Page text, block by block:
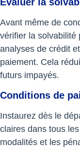
Avant même de
vérifier la solvabilité
analyses de crédit
paiement. Cela
futurs impayés.
Conditions de
Instaurez dès le
claires dans tous
modalités et les